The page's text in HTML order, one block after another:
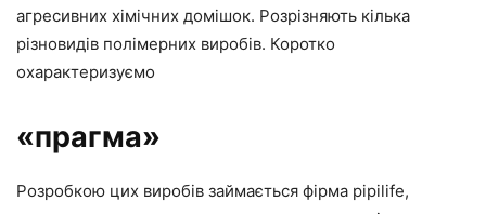
агресивних хімічних домішок. Розрізняють кілька
різновидів полімерних виробів. Коротко
охарактеризуємо
«прагма»
Розробкою цих виробів займається фірма pipilife,